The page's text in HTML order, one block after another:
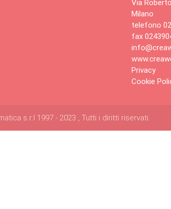
Via
Milano
telefono
fax
Privacy
Cookie
s.r.l 1997 - 2023 , Tutti i diritti riservati.